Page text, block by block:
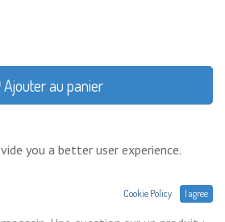
Ajouter au panier
TVA. Expéditions,
you a better user experience.
Cookie Policy I agree